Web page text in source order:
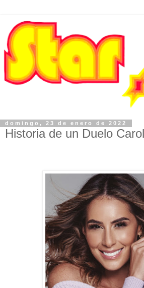
domingo, 23 de enero de 2022
Historia de un Duelo